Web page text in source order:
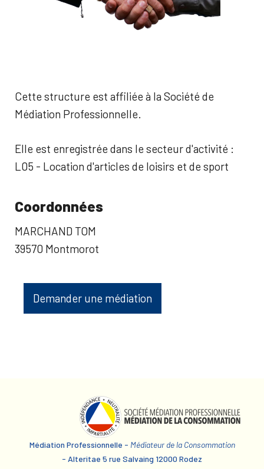
Cette structure est affiliée à la Société de
Médiation Professionnelle.
Elle est enregistrée dans le secteur d'activité :
L05 - Location d'articles de loisirs et de sport
Coordonnées
MARCHAND TOM
39570 Montmorot
Demander une médiation
Médiation Professionnelle - Médiateur de la Consommation
- Alteritae 5 rue Salvaing 12000 Rodez